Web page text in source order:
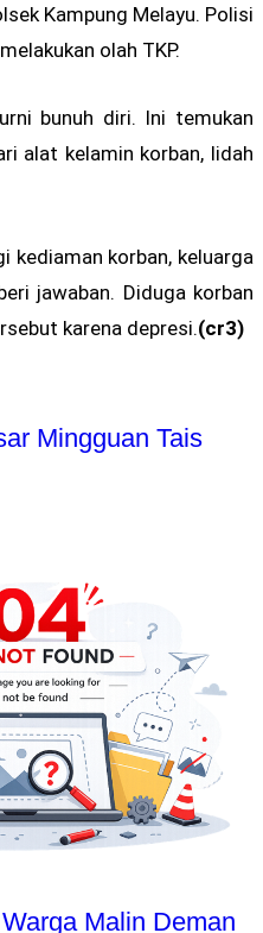
Kampung Melayu. Polisi
olah TKP.
bunuh diri. Ini temukan
alat kelamin korban, lidah
kediaman korban, keluarga
jawaban. Diduga korban
karena depresi.(cr3)
Mingguan Tais
Malin Deman